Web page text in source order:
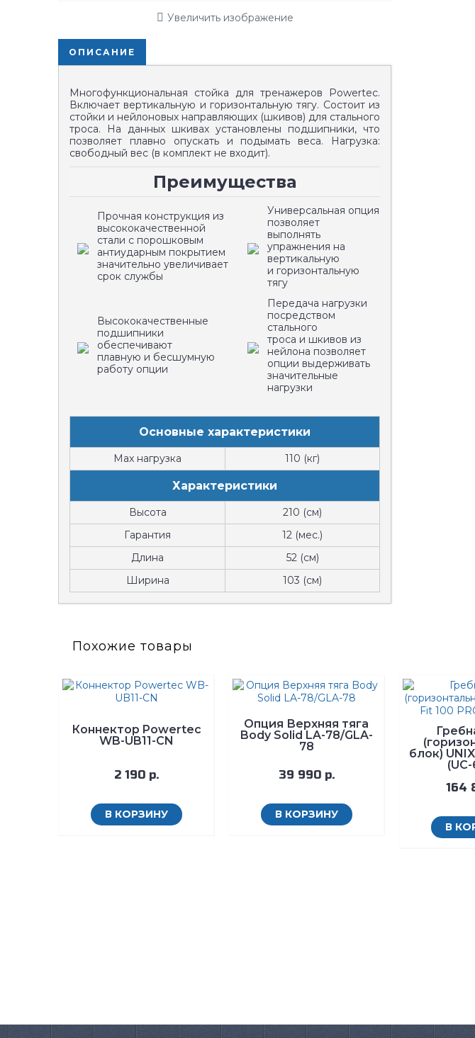
Увеличить изображение
ОПИСАНИЕ
Многофункциональная стойка для тренажеров Powertec.
Включает вертикальную и горизонтальную тягу. Состоит из
стойки и нейлоновых направляющих (шкивов) для стального
троса. На данных шкивах установлены подшипники, что
позволяет плавно опускать и подымать веса. Нагрузка:
свободный вес (в комплект не входит).
Преимущества
Прочная конструкция из
высококачественной
стали с порошковым
антиударным покрытием
значительно увеличивает
срок службы
Универсальная опция
позволяет
выполнять
упражнения на
вертикальную
и горизонтальную
тягу
Высококачественные
подшипники
обеспечивают
плавную и бесшумную
работу опции
Передача нагрузки
посредством
стального
троса и шкивов из
нейлона позволяет
опции выдерживать
значительные
нагрузки
Основные характеристики
Max нагрузка 110 (кг)
Характеристики
Высота
210 (см)
Гарантия
12 (мес.)
Длина
52 (см)
Ширина
103 (см)
Похожие товары
Коннектор Powertec
WB-UB11-CN
2 190 р.
В КОРЗИНУ
Опция Верхняя тяга
Body Solid LA-78/GLA-
78
39 990 р.
В КОРЗИНУ
блок)
164
В